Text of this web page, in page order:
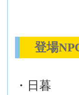
登場
・日暮